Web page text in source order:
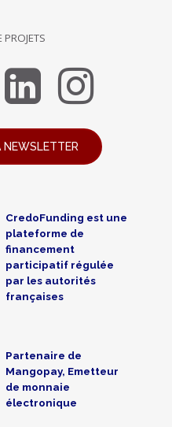
NEWSLETTER
CredoFunding est une
plateforme de
financement
participatif régulée
par les autorités
françaises
Partenaire de
Mangopay, Emetteur
de monnaie
électronique